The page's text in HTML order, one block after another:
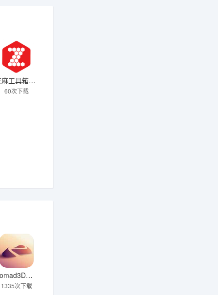
芝麻工具箱免费版
60次下载
Nomad3D建模
1335次下载